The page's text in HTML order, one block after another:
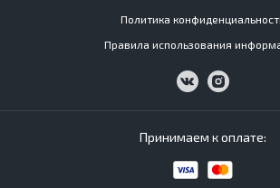
Политика
Правила использования
Принимаем к оплате: